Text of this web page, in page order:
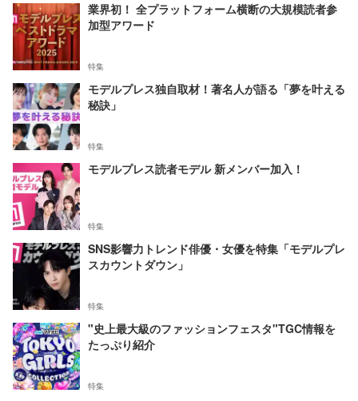
業界初！ 全プラットフォーム横断の大規模読者参
加型アワード
特集
モデルプレス独自取材！著名人が語る「夢を叶える
秘訣」
特集
モデルプレス読者モデル 新メンバー加入！
特集
SNS影響力トレンド俳優・女優を特集「モデルプレ
スカウントダウン」
特集
"史上最大級のファッションフェスタ"TGC情報を
たっぷり紹介
特集